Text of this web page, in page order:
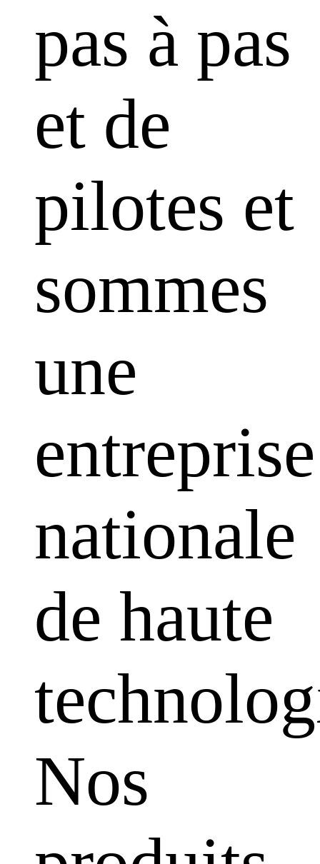
pas à pas
et de
pilotes et
sommes
une
entreprise
nationale
de haute
Nos